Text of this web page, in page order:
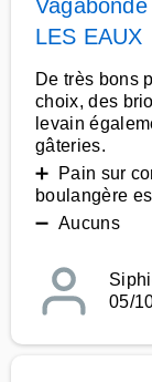
Vagabonde
LES EAUX
De très bons
choix, des
levain
gâteries.
➕ Pain sur
boulangère
➖ Aucuns
05/